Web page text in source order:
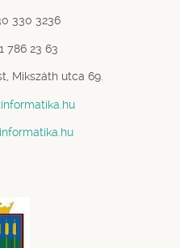
330 3236
23 63
Mikszáth utca 69.